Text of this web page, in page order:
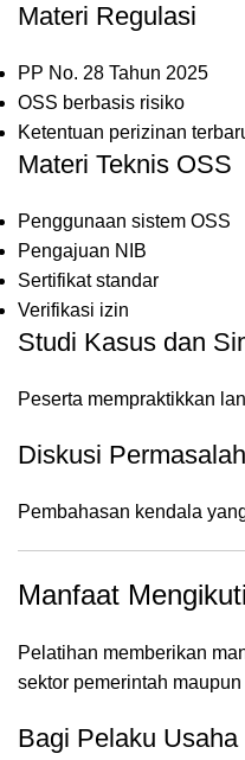
Materi Regulasi
PP No. 28 Tahun 2025
OSS berbasis risiko
Ketentuan perizinan
Materi Teknis OSS
Penggunaan sistem OSS
Pengajuan NIB
Sertifikat standar
Verifikasi izin
Studi Kasus dan
Peserta mempraktikkan
Diskusi
Pembahasan kendala
Manfaat
Pelatihan memberikan
sektor pemerintah maupun
Bagi Pelaku Usaha